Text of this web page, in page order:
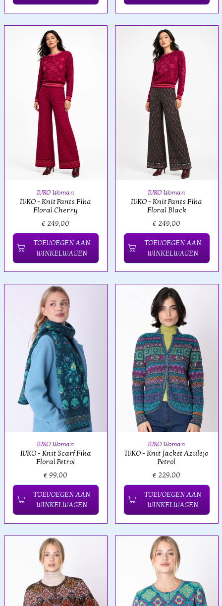
IVKO Woman
IVKO - Knit Pants Fika
Floral Cherry
€ 249,00
TOEVOEGEN AAN
WINKELWAGEN
IVKO Woman
IVKO - Knit Pants Fika
Floral Black
€ 249,00
TOEVOEGEN AAN
WINKELWAGEN
IVKO Woman
IVKO - Knit Scarf Fika
Floral Petrol
€ 99,00
TOEVOEGEN AAN
WINKELWAGEN
IVKO Woman
IVKO - Knit Jacket Azulejo
Petrol
€ 229,00
TOEVOEGEN AAN
WINKELWAGEN